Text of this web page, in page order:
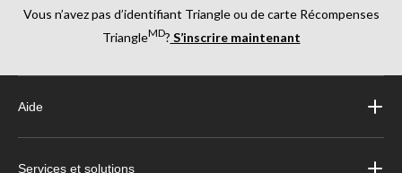
Vous n’avez pas d’identifiant Triangle ou de carte Récompenses
TriangleMD? S’inscrire maintenant
Aide
Services et solutions